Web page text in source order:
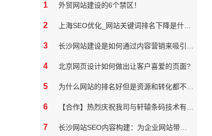
1 外贸网站建设的6个禁区！
2
3
4 北京网页设计如何做出让客户喜爱的页面?
5
6
7